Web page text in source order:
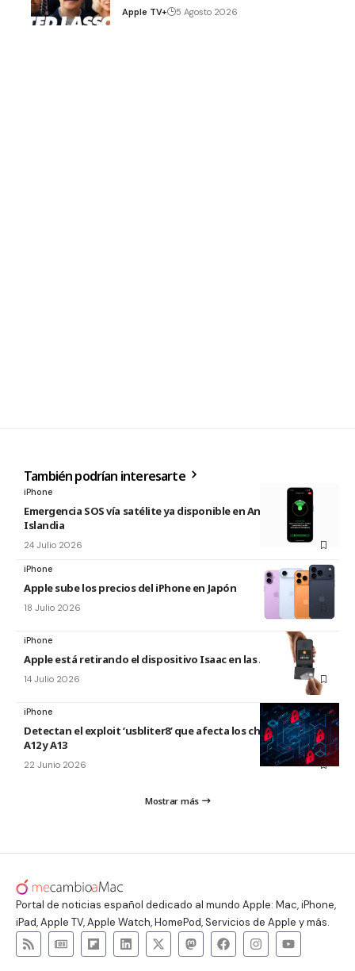
Apple TV+ 5 Agosto 2026
También podrían interesarte
iPhone
Emergencia SOS vía satélite ya disponible en Andorra e
Islandia
24 Julio 2026
iPhone
Apple sube los precios del iPhone en Japón
18 Julio 2026
iPhone
Apple está retirando el dispositivo Isaac en las Apple Store
14 Julio 2026
iPhone
Detectan el exploit ‘usbliter8’ que afecta los chips de Apple
A12 y A13
22 Junio 2026
Mostrar más
Portal de noticias español dedicado al mundo Apple: Mac, iPhone,
iPad, Apple TV, Apple Watch, HomePod, Servicios de Apple y más.